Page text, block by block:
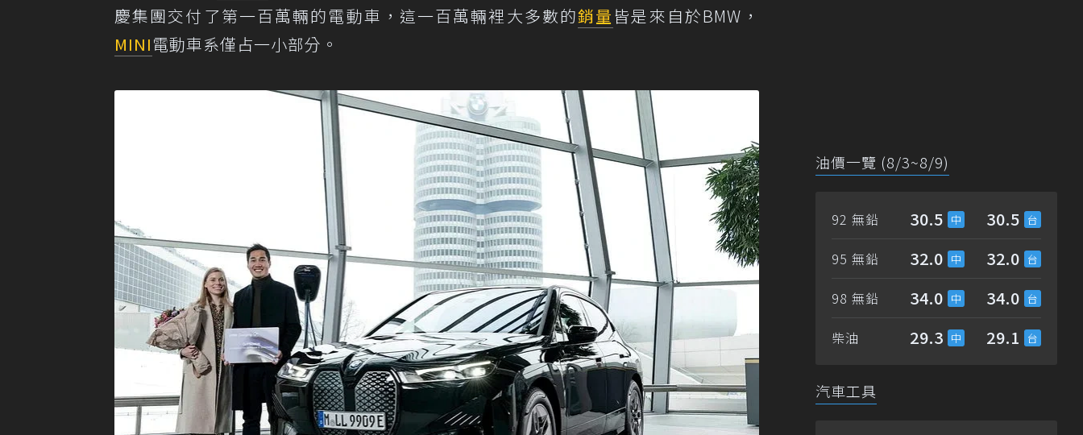
慶集團交付了第一百萬輛的電動車，這一百萬輛裡大多數的銷量皆是來自於BMW，
MINI電動車系僅占一小部分。
油價一覽 (8/3~8/9)
92 無鉛 30.5 30.5
95 無鉛 32.0 32.0
98 無鉛 34.0 34.0
柴油 29.3 29.1
汽車工具